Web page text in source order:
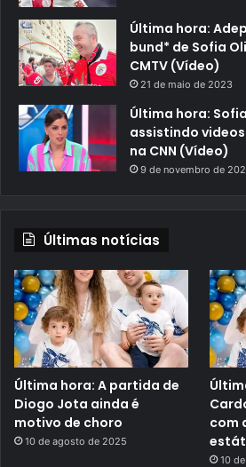
Última hora:
bund* de Sofia
CMTV (Vídeo)
21 de maio de 2023
Última hora:
assistindo
na CNN (Vídeo)
9 de novembro de
Últimas notícias
Última hora: A partida de
Diogo Jota ainda é
motivo de choro
10 de agosto de 2025
com
10